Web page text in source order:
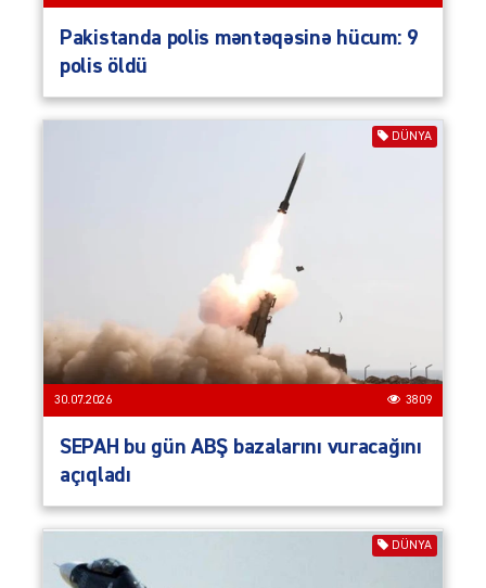
Pakistanda polis məntəqəsinə hücum: 9
polis öldü
DÜNYA
30.07.2026 3809
SEPAH bu gün ABŞ bazalarını vuracağını
açıqladı
DÜNYA